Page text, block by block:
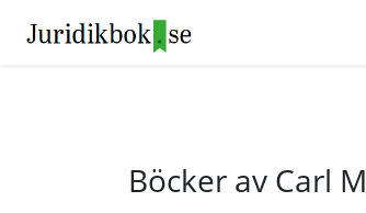
Böcker av Carl